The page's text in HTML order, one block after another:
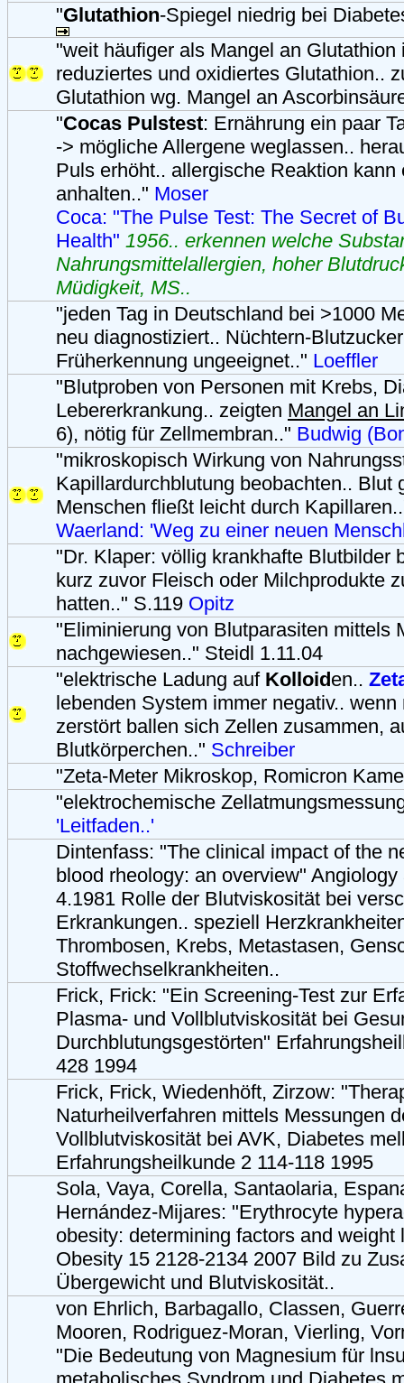
"Glutathion-Spiegel niedrig bei
"weit häufiger als Mangel an
reduziertes und oxidiertes Glutathion..
Glutathion wg. Mangel an
"Cocas Pulstest: Ernährung ein paar
-> mögliche Allergene weglassen..
Puls erhöht.. allergische Reaktion kann
anhalten.." Moser
Coca: "The Pulse Test: The Secret of
Health" 1956.. erkennen welche
Nahrungsmittelallergien, hoher
Müdigkeit, MS..
"jeden Tag in Deutschland bei >1000
neu diagnostiziert.. Nüchtern-
Früherkennung ungeeignet.." Loeffler
"Blutproben von Personen mit Krebs,
Lebererkrankung.. zeigten Mangel an
6), nötig für Zellmembran.." Budwig
"mikroskopisch Wirkung von
Kapillardurchblutung beobachten.. Blut
Menschen fließt leicht durch
Waerland: 'Weg zu einer neuen
"Dr. Klaper: völlig krankhafte Blutbilder
kurz zuvor Fleisch oder Milchprodukte
hatten.." S.119 Opitz
"Eliminierung von Blutparasiten mittels
nachgewiesen.." Steidl 1.11.04
"elektrische Ladung auf Kolloid en..
lebenden System immer negativ..
zerstört ballen sich Zellen zusammen,
Blutkörperchen.." Schreiber
"Zeta-Meter Mikroskop, Romicron
"elektrochemische
'Leitfaden..'
Dintenfass: "The clinical impact of the
blood rheology: an overview"
4.1981 Rolle der Blutviskosität bei
Erkrankungen.. speziell
Thrombosen, Krebs, Metastasen,
Stoffwechselkrankheiten..
Frick, Frick: "Ein Screening-Test zur
Plasma- und Vollblutviskosität bei
Durchblutungsgestörten"
428 1994
Frick, Frick, Wiedenhöft, Zirzow:
Naturheilverfahren mittels Messungen
Vollblutviskosität bei AVK, Diabetes
Erfahrungsheilkunde 2 114-118 1995
Sola, Vaya, Corella, Santaolaria,
Hernández-Mijares: "Erythrocyte
obesity: determining factors and weight
Obesity 15 2128-2134 2007 Bild zu
Übergewicht und Blutviskosität..
von Ehrlich, Barbagallo, Classen,
Mooren, Rodriguez-Moran, Vierling,
"Die Bedeutung von Magnesium für